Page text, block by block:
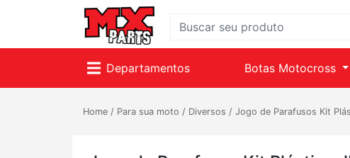
Departamentos Botas Motocross
Home / Para sua moto / Diversos / Jogo de Parafusos Kit